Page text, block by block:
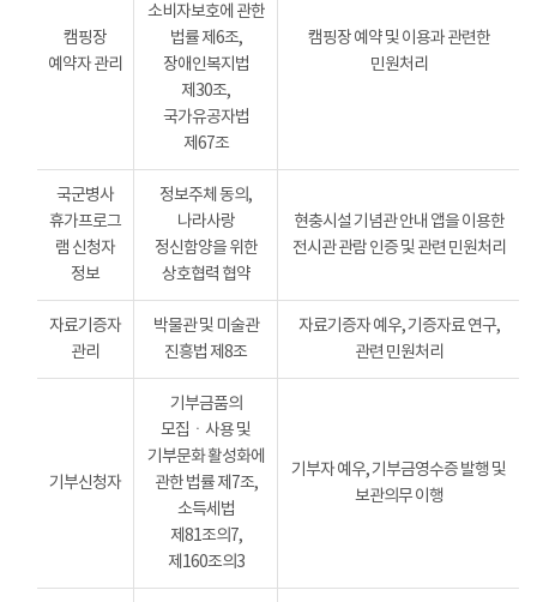
캠핑장
예약자 관리
소비자보호에 관한
법률 제6조,
장애인복지법
제30조,
국가유공자법
제67조
캠핑장 예약 및 이용과 관련한
민원처리
국군병사
휴가프로그
램 신청자
정보
정보주체 동의,
나라사랑
정신함양을 위한
상호협력 협약
현충시설 기념관 안내 앱을 이용한
전시관 관람 인증 및 관련 민원처리
자료기증자
관리
박물관 및 미술관
진흥법 제8조
자료기증자 예우, 기증자료 연구,
관련 민원처리
기부신청자
기부금품의
모집ㆍ사용 및
기부문화 활성화에
관한 법률 제7조,
소득세법
제81조의7,
제160조의3
기부자 예우, 기부금영수증 발행 및
보관의무 이행